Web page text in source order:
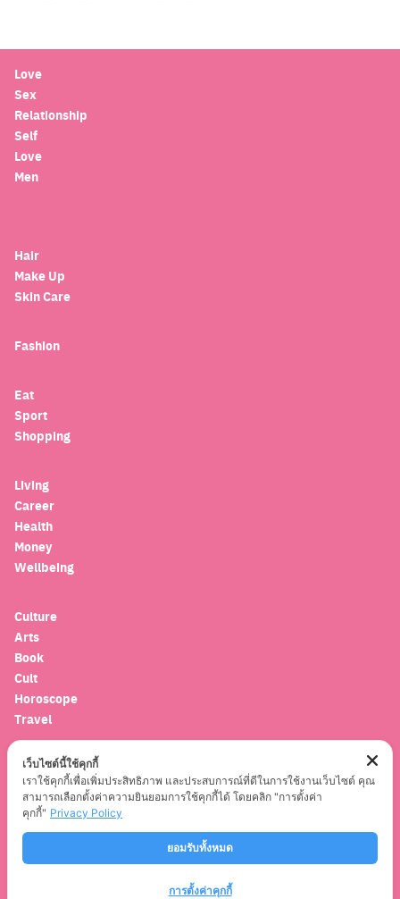
Love
Sex
Relationship
Self
Love
Men
Hair
Make Up
Skin Care
Fashion
Eat
Sport
Shopping
Living
Career
Health
Money
Wellbeing
Culture
Arts
Book
Cult
Horoscope
Travel
Entertainment
Celebrity
Movies
Musics
เว็บไซต์นี้ใช้คุกกี้
เราใช้คุกกี้เพื่อเพิ่มประสิทธิภาพ และประสบการณ์ที่ดีในการใช้งานเว็บไซต์ คุณ
สามารถเลือกตั้งค่าความยินยอมการใช้คุกกี้ได้ โดยคลิก "การตั้งค่า
คุกกี้" Privacy Policy
ยอมรับทั้งหมด
การตั้งค่าคุกกี้